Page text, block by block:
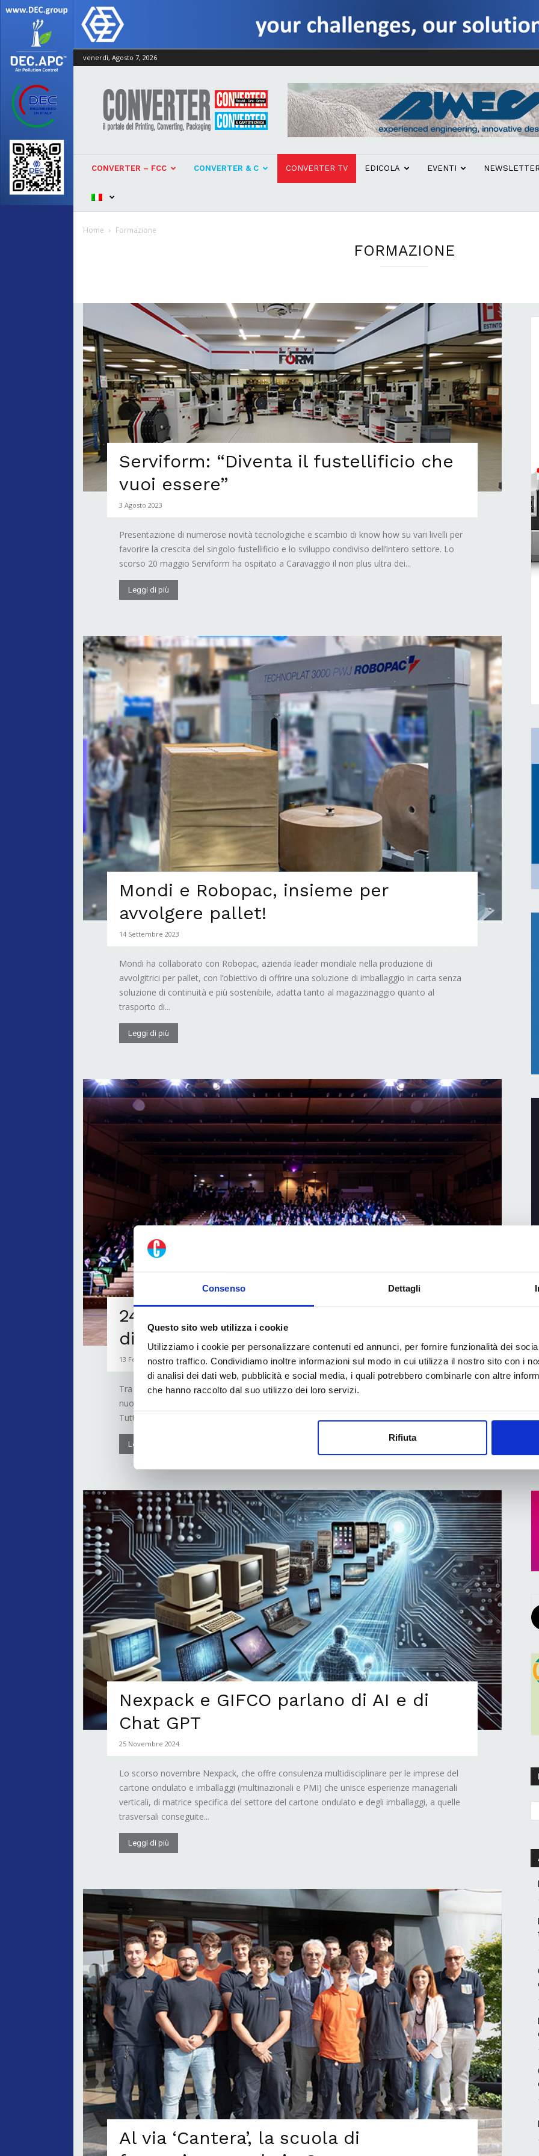
Consenso Dettagli
Questo sito web utilizza i cookie
Utilizziamo i cookie per personalizzare contenuti ed annunci, per fornire funzionalità dei
nostro traffico. Condividiamo inoltre informazioni sul modo in cui utilizza il nostro sito con i
di analisi dei dati web, pubblicità e social media, i quali potrebbero combinarle con altre
che hanno raccolto dal suo utilizzo dei loro servizi.
Rifiuta
venerdì, Agosto 7, 2026
Converter
CONVERTER – FCC CONVERTER & C CONVERTER TV EDICOLA EVENTI
Home Formazione
FORMAZIONE
Serviform: “Diventa il fustellificio che
vuoi essere”
3 Agosto 2023
Presentazione di numerose novità tecnologiche e scambio di know how su vari livelli per
favorire la crescita del singolo fustellificio e lo sviluppo condiviso dell’intero settore. Lo
scorso 20 maggio Serviform ha ospitato a Caravaggio il non plus ultra dei...
Leggi di più
Mondi e Robopac, insieme per
avvolgere pallet!
14 Settembre 2023
Mondi ha collaborato con Robopac, azienda leader mondiale nella produzione di
avvolgitrici per pallet, con l’obiettivo di offrire una soluzione di imballaggio in carta senza
soluzione di continuità e più sostenibile, adatta tanto al magazzinaggio quanto al
trasporto di...
Leggi di più
24ORE Business School: consegnato il
diploma a 816 studenti dei master
13 Febbraio 2024
Tra i percorsi di studio della 24ORE Business School, emerge un forte interesse per le
nuove professioni legate al mondo del marketing, della comunicazione e della creatività
Tutto esaurito nell’Anfiteatro di via Monte Rosa a Milano per la Consegna dei...
Leggi di più
Nexpack e GIFCO parlano di AI e di
Chat GPT
25 Novembre 2024
Lo scorso novembre Nexpack, che offre consulenza multidisciplinare per le imprese del
cartone ondulato e imballaggi (multinazionali e PMI) che unisce esperienze manageriali
verticali, di matrice specifica del settore del cartone ondulato e degli imballaggi, a quelle
trasversali conseguite...
Leggi di più
Al via ‘Cantera’, la scuola di